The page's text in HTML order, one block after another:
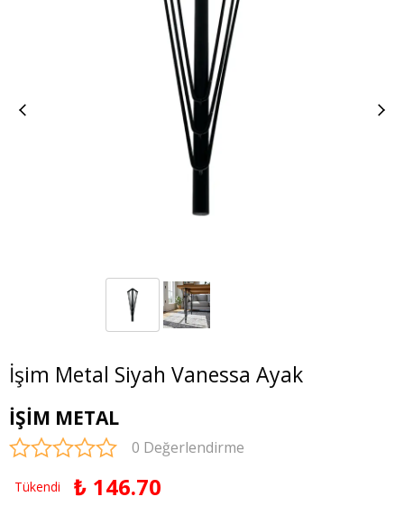
İşim Metal Siyah Vanessa Ayak
İŞİM METAL
0 Değerlendirme
Tükendi ₺ 146.70